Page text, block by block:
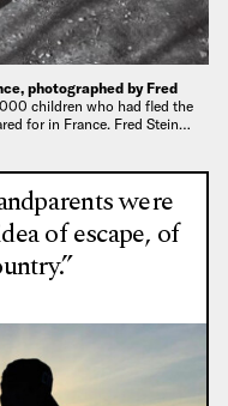
photographed by Fred
children who had fled the
for in France. Fred Stein…
were
of escape, of